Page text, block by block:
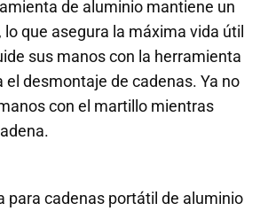
de aluminio mantiene un
lo que asegura la máxima vida útil
sus manos con la herramienta
el desmontaje de cadenas. Ya no
con el martillo mientras
para cadenas portátil de aluminio